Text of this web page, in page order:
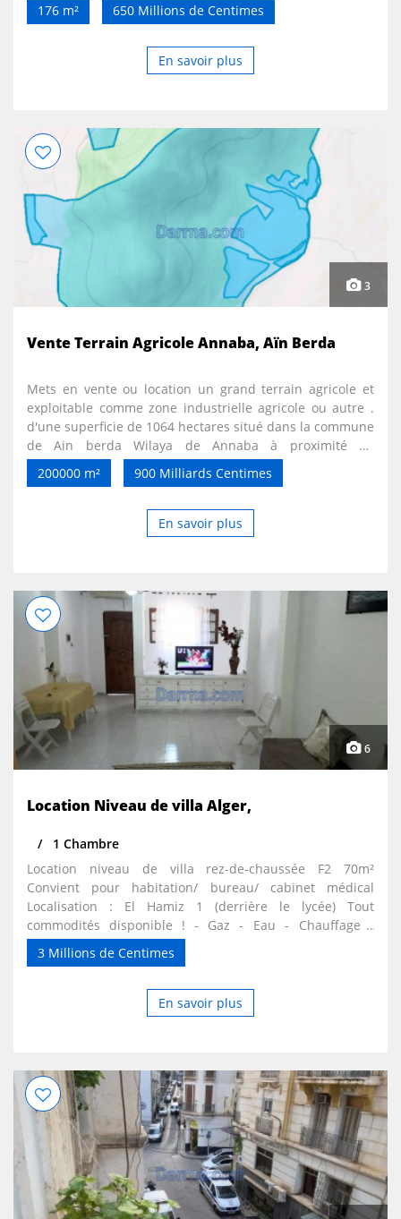
176 m² 650 Millions de Centimes
En savoir plus
3
Vente Terrain Agricole Annaba, Aïn Berda
Mets en vente ou location un grand terrain agricole et
exploitable comme zone industrielle agricole ou autre .
d'une superficie de 1064 hectares situé dans la commune
de Ain berda Wilaya de Annaba à proximité de
l'autoroute Est Ouest la nationale n 1 et la route
nationale n 16 ( Annaba Geulma ) et au Nord la nouvelle
aéroport de Annaba chef liuex . Tout les documents
disponibles ( livrait foncier. Fiche . Négatif ....) . Pour plus
s'abstenir svp )
200000 m² 900 Milliards Centimes
En savoir plus
6
Location Niveau de villa Alger,
1 Chambre
Location niveau de villa rez-de-chaussée F2 70m²
Convient pour habitation/ bureau/ cabinet médical
Localisation : El Hamiz 1 (derrière le lycée) Tout
commodités disponible ! - Gaz - Eau - Chauffage -
Électricité
3 Millions de Centimes
En savoir plus